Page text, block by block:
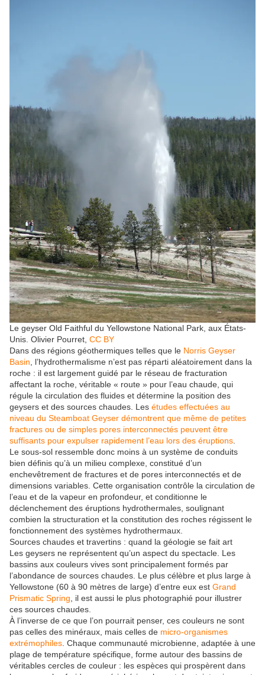
Le geyser Old Faithful du Yellowstone National Park, aux États-
Unis. Olivier Pourret CC BY
Dans des régions géothermiques telles que le Norris Geyser
Basin , l’hydrothermalisme n’est pas réparti aléatoirement dans la
roche : il est largement guidé par le réseau de fracturation
affectant la roche, véritable « route » pour l’eau chaude, qui
régule la circulation des fluides et détermine la position des
geysers et des sources chaudes. Les études effectuées au
niveau du Steamboat Geyser démontrent que même de petites
fractures ou de simples pores interconnectés peuvent être
suffisants pour expulser rapidement l’eau lors des éruptions
Le sous-sol ressemble donc moins à un système de conduits
bien définis qu’à un milieu complexe, constitué d’un
enchevêtrement de fractures et de pores interconnectés et de
dimensions variables. Cette organisation contrôle la circulation de
l’eau et de la vapeur en profondeur, et conditionne le
déclenchement des éruptions hydrothermales, soulignant
combien la structuration et la constitution des roches régissent le
fonctionnement des systèmes hydrothermaux.
Sources chaudes et travertins : quand la géologie se fait art
Les geysers ne représentent qu’un aspect du spectacle. Les
bassins aux couleurs vives sont principalement formés par
l’abondance de sources chaudes. Le plus célèbre et plus large à
Yellowstone (60 à 90 mètres de large) d’entre eux est Grand
Prismatic Spring , il est aussi le plus photographié pour illustrer
ces sources chaudes.
À l’inverse de ce que l’on pourrait penser, ces couleurs ne sont
pas celles des minéraux, mais celles de micro-organismes
extrémophiles . Chaque communauté microbienne, adaptée à une
plage de température spécifique, forme autour des bassins de
véritables cercles de couleur : les espèces qui prospèrent dans